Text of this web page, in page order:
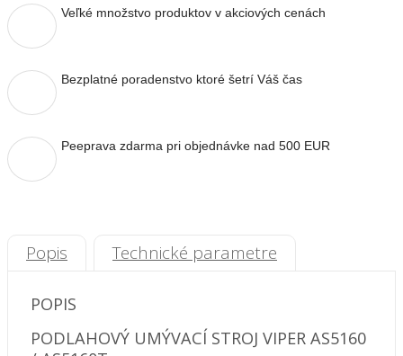
Veľké množstvo produktov v akciových cenách
Bezplatné poradenstvo ktoré šetrí Váš čas
Peeprava zdarma pri objednávke nad 500 EUR
Popis Technické parametre
POPIS
PODLAHOVÝ UMÝVACÍ STROJ VIPER AS5160